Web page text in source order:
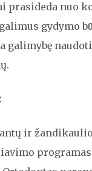
prasideda nuo
gydymo
galimybę
ir